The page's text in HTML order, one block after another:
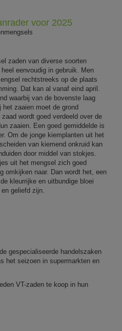
voor 2025
zaden van diverse soorten
eenvoudig in gebruik. Men
rechtstreeks op de plaats
Dat kan al vanaf eind april.
waarbij van de bovenste laag
zaaien moet de grond
wordt goed verdeeld over de
zaaien. Een goed gemiddelde is
Om de jonge kiemplanten uit het
van kiemend onkruid kan
door middel van stokjes.
uit het mengsel zich goed
omkijken naar. Dan wordt het, een
kleurrijke en uitbundige bloei
geliefd zijn.
gespecialiseerde handelszaken
het seizoen in supermarkten en
VT-zaden te koop in hun